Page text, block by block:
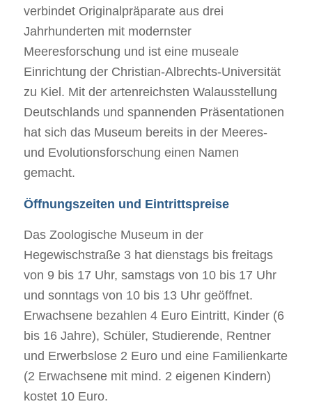
verbindet Originalpräparate aus drei
Jahrhunderten mit modernster
Meeresforschung und ist eine museale
Einrichtung der Christian-Albrechts-Universität
zu Kiel. Mit der artenreichsten Walausstellung
Deutschlands und spannenden Präsentationen
hat sich das Museum bereits in der Meeres-
und Evolutionsforschung einen Namen
gemacht.
Öffnungszeiten und Eintrittspreise
Das Zoologische Museum in der
Hegewischstraße 3 hat dienstags bis freitags
von 9 bis 17 Uhr, samstags von 10 bis 17 Uhr
und sonntags von 10 bis 13 Uhr geöffnet.
Erwachsene bezahlen 4 Euro Eintritt, Kinder (6
bis 16 Jahre), Schüler, Studierende, Rentner
und Erwerbslose 2 Euro und eine Familienkarte
(2 Erwachsene mit mind. 2 eigenen Kindern)
kostet 10 Euro.